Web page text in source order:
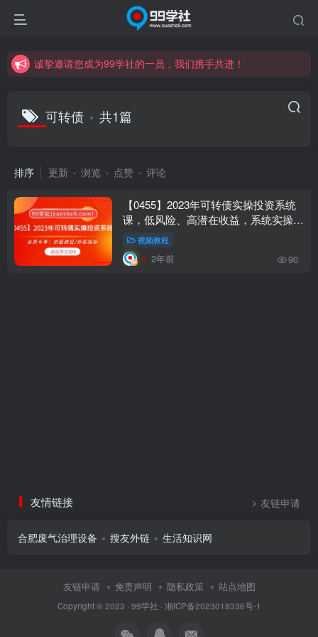
诚挚邀请您成为99学社的一员，我们携手共进！
诚挚邀请您成为99学社的一员，我们携手共进！
可转债 共1篇
排序 更新 浏览 点赞 评论
【0455】2023年可转债实操投资系统
课，低风险、高潜在收益，系统实操课
程助你玩转可转债投资世界！
视频教程
2年前 90
友情链接 友链申请
合肥废气治理设备 搜友外链 生活知识网
友链申请 免责声明 隐私政策 站点地图
Copyright © 2023 · 99学社 · 湘ICP备2023018336号-1